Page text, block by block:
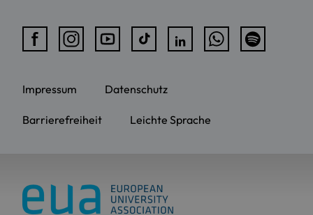
Impressum Datenschutz
Barrierefreiheit Leichte Sprache